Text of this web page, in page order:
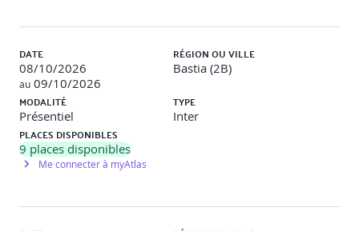
DATE
08/10/2026
au 09/10/2026
RÉGION OU VILLE
Bastia (2B)
MODALITÉ
Présentiel
TYPE
Inter
PLACES DISPONIBLES
9 places disponibles
Me connecter à myAtlas